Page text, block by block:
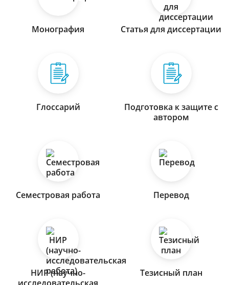
Монография Статья для диссертации
Глоссарий
Подготовка к защите с
автором
Семестровая работа Перевод
НИР (научно-
Тезисный план